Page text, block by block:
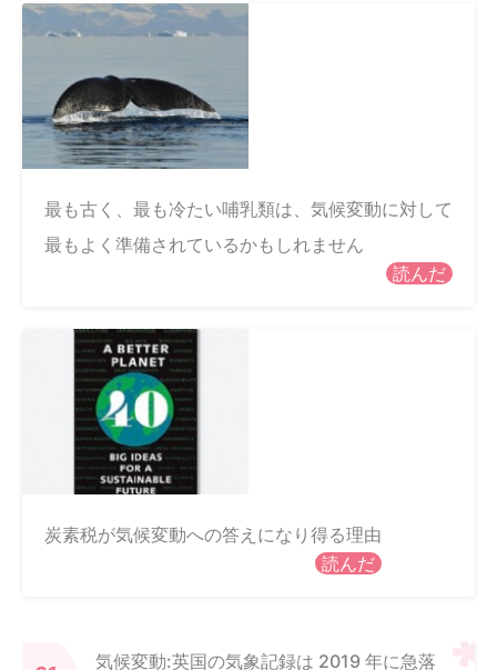
最も古く、最も冷たい哺乳類は、気候変動に対して
最もよく準備されているかもしれません
読んだ
炭素税が気候変動への答えになり得る理由
読んだ
気候変動:英国の気象記録は 2019 年に急落